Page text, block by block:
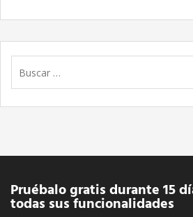
Pruébalo gratis durante 15
todas sus funcionalidades